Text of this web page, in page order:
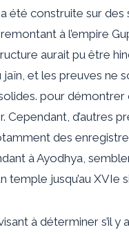
été construite sur des
à l’empire
aurait pu être
et les preuves ne
pour démontrer
Cependant, d’autres
des
à Ayodhya,
temple jusqu’au XVIe
à déterminer s’il y